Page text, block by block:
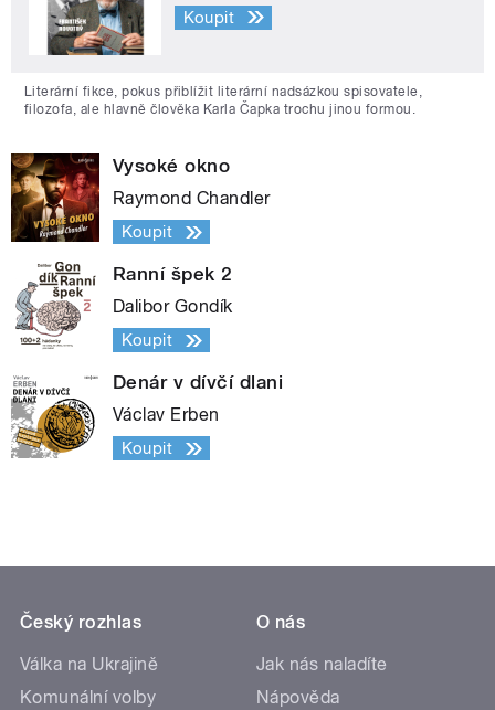
Koupit
Literární fikce, pokus přiblížit literární nadsázkou spisovatele,
filozofa, ale hlavně člověka Karla Čapka trochu jinou formou.
Vysoké okno
Raymond Chandler
Koupit
Ranní špek 2
Dalibor Gondík
Koupit
Denár v dívčí dlani
Václav Erben
Koupit
Český rozhlas
Válka na Ukrajině
Komunální volby
O nás
Jak nás naladíte
Nápověda